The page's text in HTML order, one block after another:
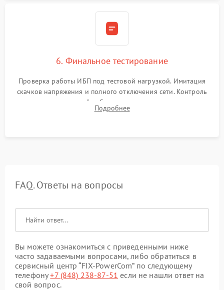
6. Финальное тестирование
Проверка работы ИБП под тестовой нагрузкой. Имитация
скачков напряжения и полного отключения сети. Контроль
времени автономной работы, температурного режима и
корректности формы выходного сигнала.
Подробнее
FAQ. Ответы на вопросы
Вы можете ознакомиться с приведенными ниже
часто задаваемыми вопросами, либо обратиться в
сервисный центр “FIX-PowerCom” по следующему
телефону+7 (848) 238-87-51 если не нашли ответ на
свой вопрос.